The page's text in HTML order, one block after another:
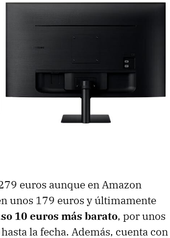
euros aunque en Amazon
unos 179 euros y últimamente
10 euros más barato, por unos
la fecha. Además, cuenta con